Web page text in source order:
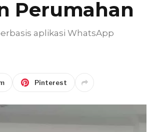
Perumahan
aplikasi WhatsApp
Pinterest